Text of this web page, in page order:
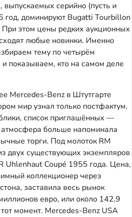
выпускаемых серийно (пусть и
год, доминируют Bugatti Tourbillon
этом цены редких аукционных
любые новинки. Именно
тему по четырём
показываем, кто на самом деле
Mercedes-Benz в Штутгарте
мир узнал только постфактум.
список приглашённых —
больше напоминала
торги. Под молоток RM
двух существующих экземпляров
Uhlenhaut Coupé 1955 года. Цена,
коллекционер через
заставила весь рынок
евро, или около 142,9
момент. Mercedes-Benz USA